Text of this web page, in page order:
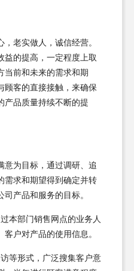
老实做人，诚信经营。
益的提高，一定程度上取
当前和未来的需求和期
顾客的直接接触，来确保
产品质量持续不断的提
意为目标，通过调研、追
需求和期望得到确定并转
产品和服务的目标。
本部门销售网点的业务人
户对产品的使用信息。
等形式，广泛搜集客户意